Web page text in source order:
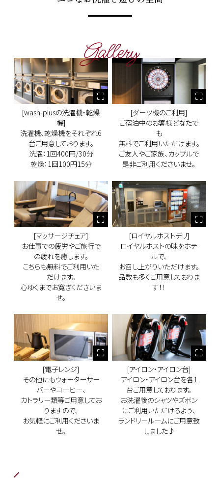
Gallery
[wash-plusの洗濯機・乾燥
機]
洗濯機、乾燥機をそれぞれ6
台ご用意しております。
洗濯：1回400円/30分
乾燥：1回100円15分
[ダーツ機のご利用]
ご宿泊中のお客様どなたで
も
無料でご利用いただけます。
ご友人やご家族、カップルで
是非ご利用くださいませ。
[マッサージチェア]
お仕事での疲労やご旅行で
の疲れを癒します。
こちらも無料でご利用いた
だけます。
心ゆくまでお寛ぎくださいま
せ。
[ロイヤルホストデリ]
ロイヤルホストの味をホテ
ルで、
お召し上がりいただけます。
品数も多くご用意しておりま
す！！
[電子レンジ]
その他にもウォーターサー
バーやコーヒー、
カトラリー類等ご用意してお
りますので、
お気軽にご利用くださいま
せ。
[アイロン・アイロン台]
アイロン・アイロン台を各1
台ご用意しております。
お洗濯後のシャツやズボン
にご利用いただけるよう、
ランドリールームにご用意致
しました♪